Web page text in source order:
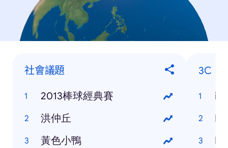
社會議題
2013棒球經典賽
洪仲丘
黃色小鴨
3C